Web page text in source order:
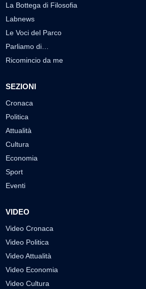
La Bottega di Filosofia
Labnews
Le Voci del Parco
Parliamo di…
Ricomincio da me
SEZIONI
Cronaca
Politica
Attualità
Cultura
Economia
Sport
Eventi
VIDEO
Video Cronaca
Video Politica
Video Attualità
Video Economia
Video Cultura